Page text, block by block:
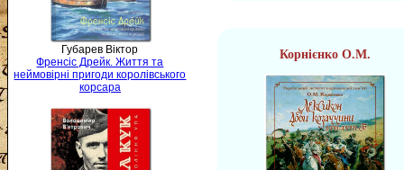
Губарев Віктор
Френсіс Дрейк. Життя та
неймовірні пригоди королівського
корсара
Корнієнко О.М.